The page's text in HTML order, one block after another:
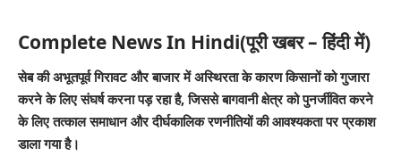
Complete News In Hindi(पूरी खबर – हिंदी में)
सेब की अभूतपूर्व गिरावट और बाजार में अस्थिरता के कारण किसानों को गुजारा
करने के लिए संघर्ष करना पड़ रहा है, जिससे बागवानी क्षेत्र को पुनर्जीवित करने
के लिए तत्काल समाधान और दीर्घकालिक रणनीतियों की आवश्यकता पर प्रकाश
डाला गया है।